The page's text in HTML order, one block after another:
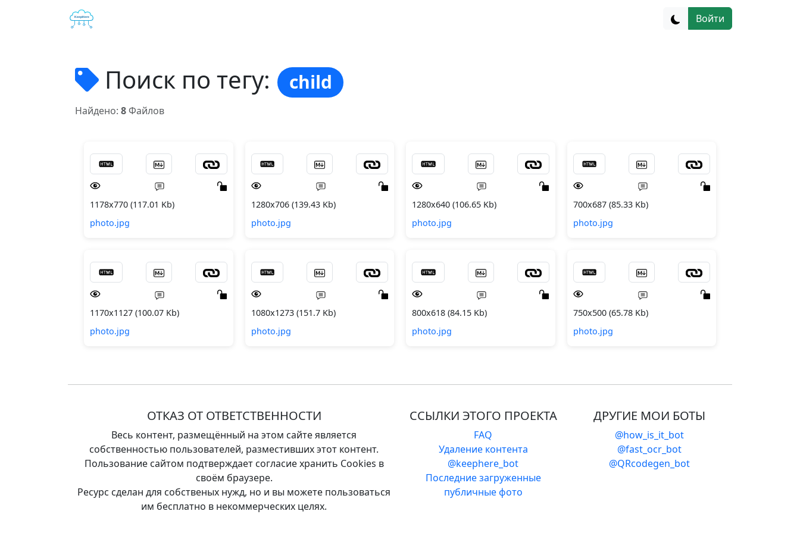
Войти
Поиск по тегу: child
Найдено: 8Файлов
1178x770 (117.01 Kb)
photo.jpg
1280x706 (139.43 Kb)
photo.jpg
1280x640 (106.65 Kb)
photo.jpg
700x687 (85.33 Kb)
photo.jpg
1170x1127 (100.07 Kb)
photo.jpg
1080x1273 (151.7 Kb)
photo.jpg
800x618 (84.15 Kb)
photo.jpg
750x500 (65.78 Kb)
photo.jpg
ОТКАЗ ОТ ОТВЕТСТВЕННОСТИ
Весь контент, размещённый на этом сайте является
собственностью пользователей, разместивших этот контент.
Пользование сайтом подтверждает согласие хранить Cookies в
своём браузере.
Ресурс сделан для собственых нужд, но и вы можете пользоваться
им бесплатно в некоммерческих целях.
ССЫЛКИ ЭТОГО ПРОЕКТА
FAQ
Удаление контента
@keephere_bot
Последние загруженные
публичные фото
ДРУГИЕ МОИ БОТЫ
@how_is_it_bot
@fast_ocr_bot
@QRcodegen_bot